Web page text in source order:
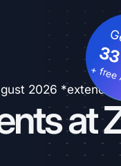
2026 *extended
at
+